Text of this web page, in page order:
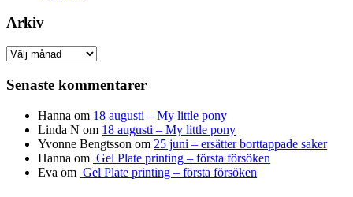
Arkiv
Arkiv
Senaste kommentarer
Hanna om 18 augusti – My little pony
Linda N om 18 augusti – My little pony
Yvonne Bengtsson om 25 juni – ersätter borttappade saker
Hanna om Gel Plate printing – första försöken
Eva om Gel Plate printing – första försöken